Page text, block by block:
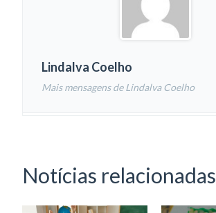
Lindalva Coelho
Mais mensagens de Lindalva Coelho
Notícias relacionadas